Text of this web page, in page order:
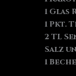
1
1 Pkt.
2 TL
Salz
1